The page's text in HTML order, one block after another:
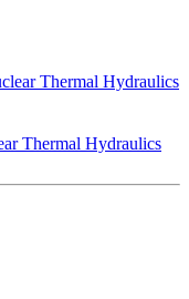
Thermal Hydraulics